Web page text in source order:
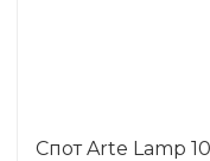
Спот Arte Lamp